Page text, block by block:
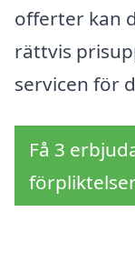
offerter kan
rättvis
servicen för
Få 3